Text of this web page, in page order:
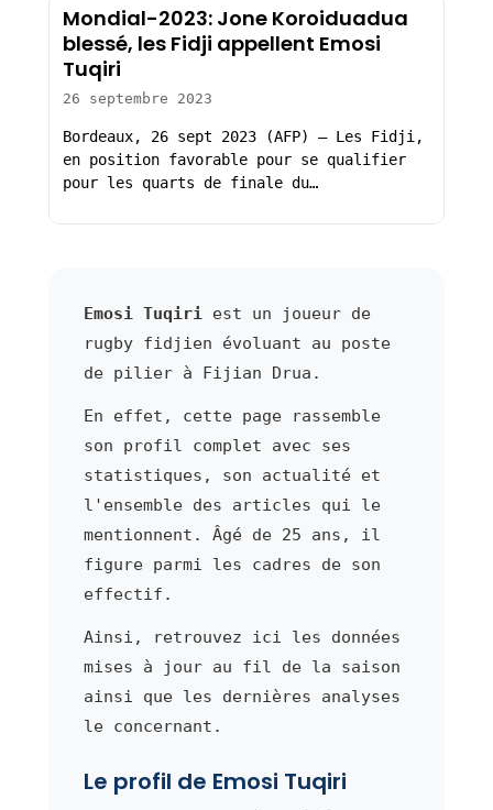
Mondial-2023: Jone Koroiduadua
blessé, les Fidji appellent Emosi
Tuqiri
26 septembre 2023
Bordeaux, 26 sept 2023 (AFP) – Les Fidji,
en position favorable pour se qualifier
pour les quarts de finale du…
Emosi Tuqiriest un joueur de
rugby fidjien évoluant au poste
de pilier à Fijian Drua.
En effet, cette page rassemble
son profil complet avec ses
statistiques, son actualité et
l'ensemble des articles qui le
mentionnent. Âgé de 25 ans, il
figure parmi les cadres de son
effectif.
Ainsi, retrouvez ici les données
mises à jour au fil de la saison
ainsi que les dernières analyses
le concernant.
Le profil de Emosi Tuqiri